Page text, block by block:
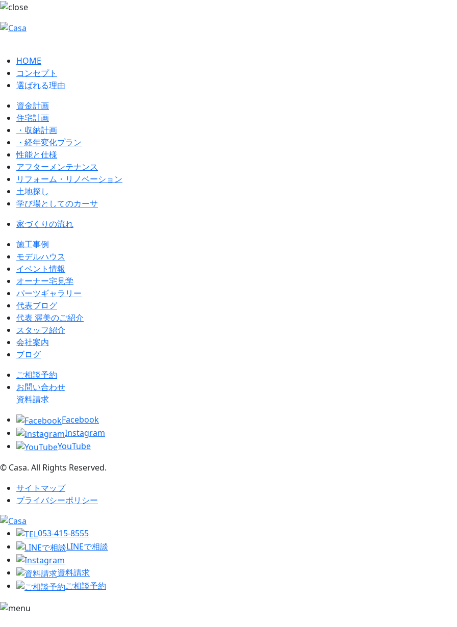
HOME
コンセプト
選ばれる理由
資金計画
住宅計画
・収納計画
・経年変化プラン
性能と仕様
アフターメンテナンス
リフォーム・リノベーション
土地探し
学び場としてのカーサ
家づくりの流れ
施工事例
モデルハウス
イベント情報
オーナー宅見学
パーツギャラリー
代表ブログ
代表 渥美のご紹介
スタッフ紹介
会社案内
ブログ
ご相談予約
お問い合わせ
資料請求
Facebook
Instagram
YouTube
© Casa. All Rights Reserved.
サイトマップ
プライバシーポリシー
053-415-8555
LINEで相談
資料請求
ご相談予約